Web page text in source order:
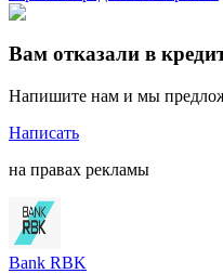
Вам отказали в
Напишите нам и мы
Написать
на правах рекламы
Bank RBK